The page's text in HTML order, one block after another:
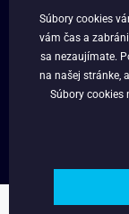
O NÁS
VERNOSTNÝ PROGRAM
BLOG
Copyright © 2025 -
Súbory cookies
vám čas a
sa nezaujímate.
na našej stránke,
Súbory cookies